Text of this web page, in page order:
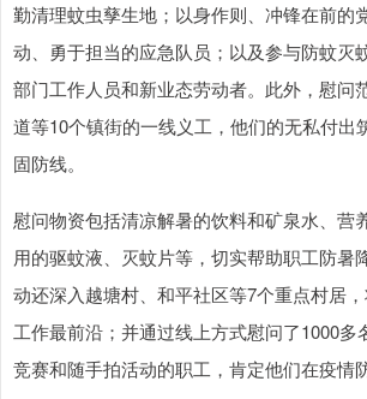
勤清理蚊虫孳生地；以身作则、冲锋在前的
动、勇于担当的应急队员；以及参与防蚊灭
部门工作人员和新业态劳动者。此外，慰问
道等10个镇街的一线义工，他们的无私付出
固防线。
慰问物资包括清凉解暑的饮料和矿泉水、营
用的驱蚊液、灭蚊片等，切实帮助职工防暑
动还深入越塘村、和平社区等7个重点村居
工作最前沿；并通过线上方式慰问了1000多
竞赛和随手拍活动的职工，肯定他们在疫情